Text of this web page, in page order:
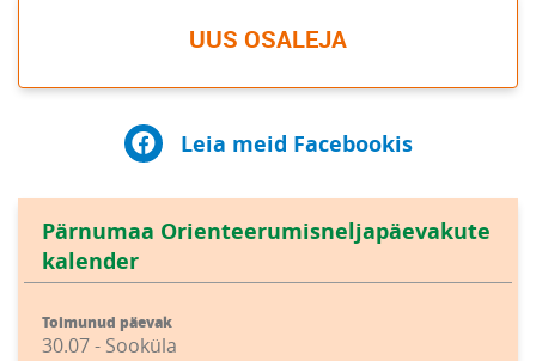
UUS OSALEJA
Leia meid Facebookis
Pärnumaa Orienteerumisneljapäevakute
kalender
Toimunud päevak
30.07 - Sooküla